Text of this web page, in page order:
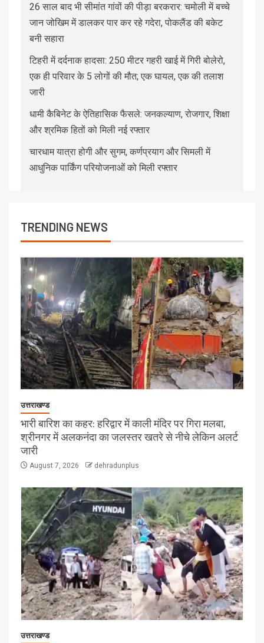
26 साल बाद भी सीमांत गांवों की पीड़ा बरकरार: चमोली में बच्चे
जान जोखिम में डालकर पार कर रहे गदेरा, पोकलैंड की बकेट
बनी सहारा
टिहरी में दर्दनाक हादसा: 250 मीटर गहरी खाई में गिरी बोलेरो,
एक ही परिवार के 5 लोगों की मौत; एक घायल, एक की तलाश
जारी
धामी कैबिनेट के ऐतिहासिक फैसले: जनकल्याण, रोजगार, शिक्षा
और श्रमिक हितों को मिली नई रफ्तार
चारधाम यात्रा होगी और सुगम, कर्णप्रयाग और सिमली में
आधुनिक पार्किंग परियोजनाओं को मिली रफ्तार
TRENDING NEWS
उत्तराखण्ड
भारी बारिश का कहर: हरिद्वार में काली मंदिर पर गिरा मलबा,
श्रीनगर में अलकनंदा का जलस्तर खतरे से नीचे लेकिन अलर्ट
जारी
August 7, 2026 dehradunplus
उत्तराखण्ड